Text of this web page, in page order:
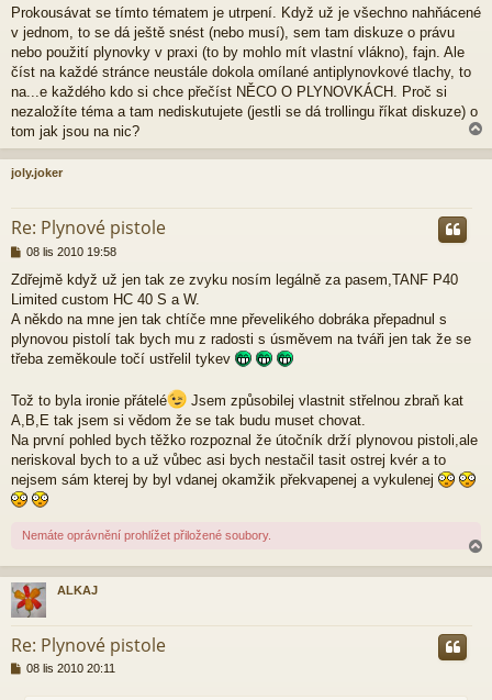
Prokousávat se tímto tématem je utrpení. Když už je všechno nahňácené
v jednom, to se dá ještě snést (nebo musí), sem tam diskuze o právu
nebo použití plynovky v praxi (to by mohlo mít vlastní vlákno), fajn. Ale
číst na každé stránce neustále dokola omílané antiplynovkové tlachy, to
na...e každého kdo si chce přečíst NĚCO O PLYNOVKÁCH. Proč si
nezaložíte téma a tam nediskutujete (jestli se dá trollingu říkat diskuze) o
tom jak jsou na nic?
a
h
joly.joker
Re: Plynové pistole
P
í
s
p
v
e
08 lis 2010 19:58
Zdřejmě když už jen tak ze zvyku nosím legálně za pasem,TANF P40
Limited custom HC 40 S a W.
A někdo na mne jen tak chtíče mne převelikého dobráka přepadnul s
plynovou pistolí tak bych mu z radosti s úsměvem na tváři jen tak že se
třeba zeměkoule točí ustřelil tykev
Tož to byla ironie přátelé
Jsem způsobilej vlastnit střelnou zbraň kat
A,B,E tak jsem si vědom že se tak budu muset chovat.
Na první pohled bych těžko rozpoznal že útočník drží plynovou pistoli,ale
neriskoval bych to a už vůbec asi bych nestačil tasit ostrej kvér a to
nejsem sám kterej by byl vdanej okamžik překvapenej a vykulenej
Nemáte oprávnění prohlížet přiložené soubory.
a
h
ALKAJ
Re: Plynové pistole
P08 lis 2010 20:11